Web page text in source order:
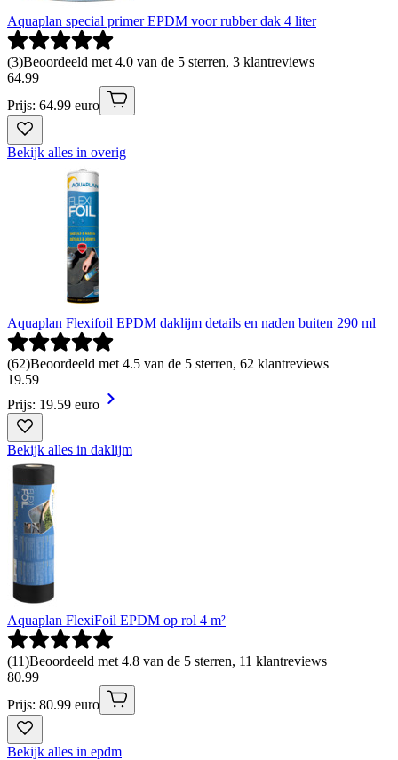
Aquaplan special primer EPDM voor rubber dak 4 liter
(3)Beoordeeld met 4.0 van de 5 sterren, 3 klantreviews
64.99
Prijs: 64.99 euro
Bekijk alles in overig
Aquaplan Flexifoil EPDM daklijm details en naden buiten 290 ml
(62)Beoordeeld met 4.5 van de 5 sterren, 62 klantreviews
19.59
Prijs: 19.59 euro
Bekijk alles in daklijm
Aquaplan FlexiFoil EPDM op rol 4 m²
(11)Beoordeeld met 4.8 van de 5 sterren, 11 klantreviews
80.99
Prijs: 80.99 euro
Bekijk alles in epdm